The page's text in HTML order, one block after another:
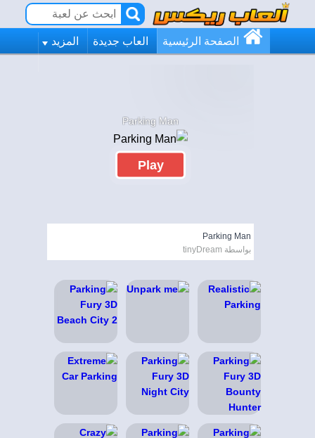
الصفحة الرئيسية العاب جديدة المزيد
Parking Man
Play
Parking Man
بواسطة tinyDream